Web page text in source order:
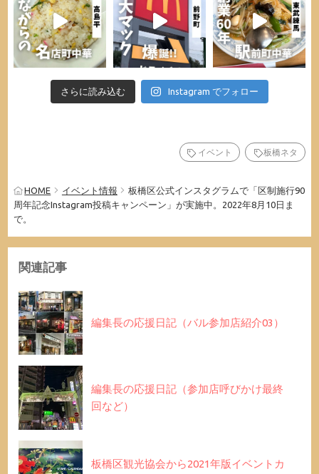
さらに読み込む Instagram でフォロー
イベント 板橋ネタ
HOME イベント情報
板橋区公式インスタグラムで「区制施行90
周年記念Instagram投稿キャンペーン」が実施中。2022年8月10日ま
で。
関連記事
編集長の応援日記（バル参加店紹介03）
編集長の応援日記（参加店呼びかけ最終
回など）
板橋区観光協会から2021年版イベントカ